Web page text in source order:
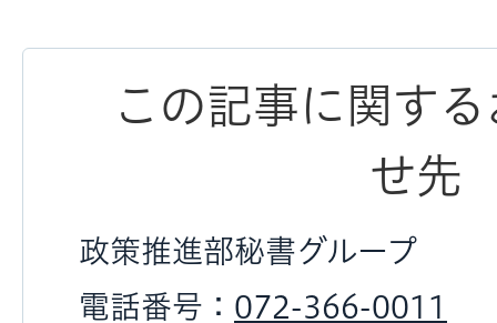
この記事に関す
せ先
政策推進部秘書グループ
電話番号： 072-366-0011